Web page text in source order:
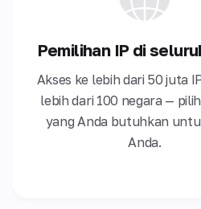
Pemilihan IP di
Akses ke lebih dari 50 juta
lebih dari 100 negara —
yang Anda butuhkan
Anda.